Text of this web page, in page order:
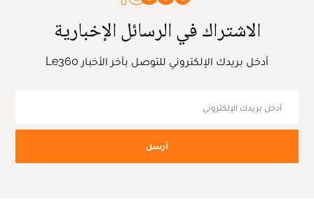
الاشتراك في الرسائل الإخبارية
أدخل بريدك الإلكتروني للتوصل بآخر الأخبار Le360
أرسل